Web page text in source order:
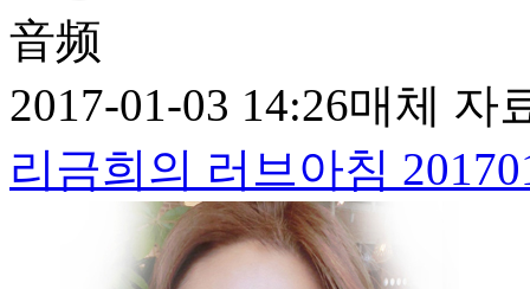
音频
2017-01-03 14:26매체 자
리금희의 러브아침